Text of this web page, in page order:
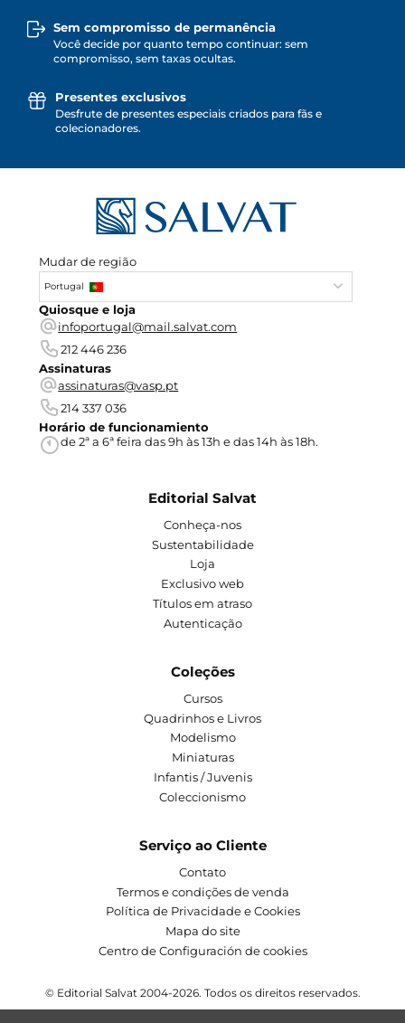
Sem compromisso de permanência
Você decide por quanto tempo continuar: sem
compromisso, sem taxas ocultas.
Presentes exclusivos
Desfrute de presentes especiais criados para fãs e
colecionadores.
Mudar de região
Portugal
Quiosque e loja
infoportugal@mail.salvat.com
212 446 236
Assinaturas
assinaturas@vasp.pt
214 337 036
Horário de funcionamiento
de 2ª a 6ª feira das 9h às 13h e das 14h às 18h.
Editorial Salvat
Conheça-nos
Sustentabilidade
Loja
Exclusivo web
Títulos em atraso
Autenticação
Coleções
Cursos
Quadrinhos e Livros
Modelismo
Miniaturas
Infantis / Juvenis
Coleccionismo
Serviço ao Cliente
Contato
Termos e condições de venda
Política de Privacidade e Cookies
Mapa do site
Centro de Configuración de cookies
© Editorial Salvat 2004-2026. Todos os direitos reservados.